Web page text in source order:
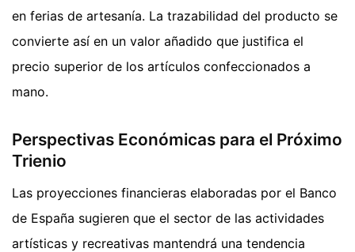
en ferias de artesanía. La trazabilidad del producto se
convierte así en un valor añadido que justifica el
precio superior de los artículos confeccionados a
mano.
Perspectivas Económicas para el Próximo
Trienio
Las proyecciones financieras elaboradas por el Banco
de España sugieren que el sector de las actividades
artísticas y recreativas mantendrá una tendencia